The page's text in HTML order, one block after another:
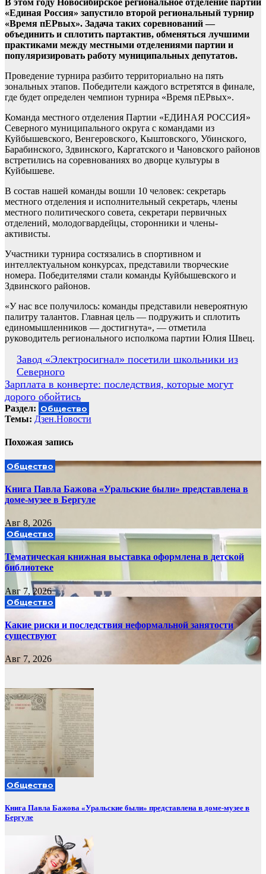
В этом году Новосибирское региональное отделение партии
«Единая Россия» запустило второй региональный турнир
«Время пЕРвых». Задача таких соревнований —
объединить и сплотить партактив, обменяться лучшими
практиками между местными отделениями партии и
популяризировать работу муниципальных депутатов.
Проведение турнира разбито территориально на пять
зональных этапов. Победители каждого встретятся в финале,
где будет определен чемпион турнира «Время пЕРвых».
Команда местного отделения Партии «ЕДИНАЯ РОССИЯ»
Северного муниципального округа с командами из
Куйбышевского, Венгеровского, Кыштовского, Убинского,
Барабинского, Здвинского, Каргатского и Чановского районов
встретились на соревнованиях во дворце культуры в
Куйбышеве.
В состав нашей команды вошли 10 человек: секретарь
местного отделения и исполнительный секретарь, члены
местного политического совета, секретари первичных
отделений, молодогвардейцы, сторонники и члены-
активисты.
Участники турнира состязались в спортивном и
интеллектуальном конкурсах, представили творческие
номера. Победителями стали команды Куйбышевского и
Здвинского районов.
«У нас все получилось: команды представили невероятную
палитру талантов. Главная цель — подружить и сплотить
единомышленников — достигнута», — отметила
руководитель регионального исполкома партии Юлия Швец.
Навигация
по
записям
Завод «Электросигнал» посетили школьники из
Северного
Зарплата в конверте: последствия, которые могут
дорого обойтись
Раздел: Общество
Темы: Дзен.Новости
Похожая запись
Общество
Книга Павла Бажова «Уральские были» представлена в
доме-музее в Бергуле
Авг 8, 2026
Общество
Тематическая книжная выставка оформлена в детской
библиотеке
Авг 7, 2026
Общество
Какие риски и последствия неформальной занятости
существуют
Авг 7, 2026
Общество
Книга Павла Бажова «Уральские были» представлена в доме-музее в
Бергуле